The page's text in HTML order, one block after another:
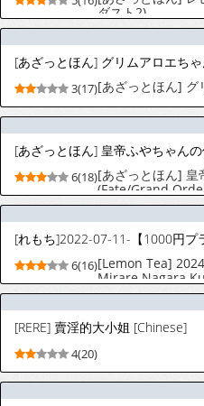
ダスト2)
[あざっとほん] グリムアロエち
3(17)[あざっとほん] グ
[あざっとほん] 皇帝ふやちゃん
6(18)[あざっとほん] 皇
(Fate/Grand
6(16)[Lemon Tea]
Mirare Nagara
Ko • 500 En
[English]
[RERE] 賣淫的大小姐 [Chinese]
4(20)